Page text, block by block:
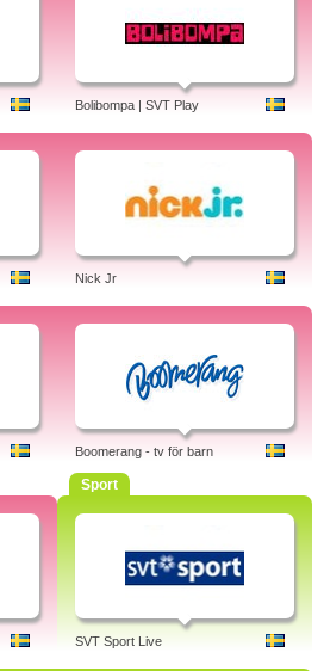
Bolibompa | SVT Play
Nick Jr
Boomerang - tv för barn
Sport
SVT Sport Live